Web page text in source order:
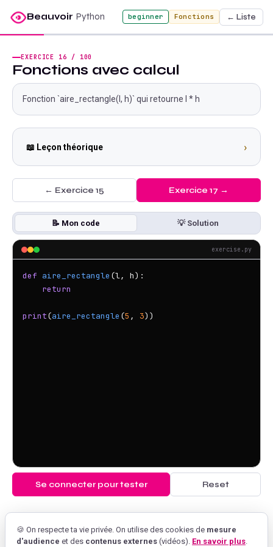
Beauvoir Python beginner Fonctions ← Liste
EXERCICE 16 / 100
Fonctions avec calcul
Fonction `aire_rectangle(l, h)` qui retourne l * h
📖 Leçon théorique ›
← Exercice 15 Exercice 17 →
📝 Mon code 💡 Solution
exercise.py
def aire_rectangle (l, h):
return
print(aire_rectangle (5 , 3
Se connecter pour tester Reset
🍪 On respecte ta vie privée. On utilise des cookies de mesure
d'audience et des contenus externes (vidéos). En savoir plus.